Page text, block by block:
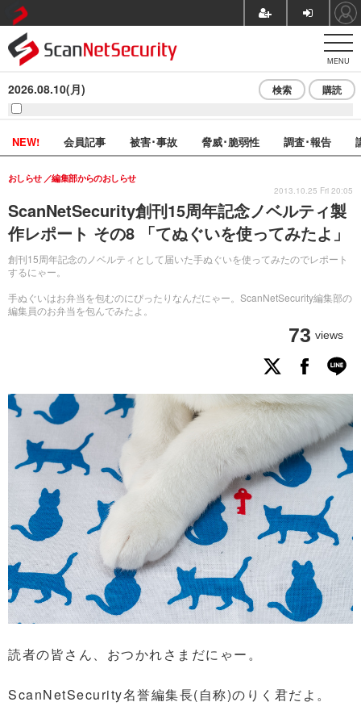
MENU
2026.08.10(月) 検索 購読
NEW! 会員記事 被害･事故 脅威･脆弱性 調査･報告
ScanNetSecurity創刊15周年記念ノベルティ製
作レポート その8 「てぬぐいを使ってみたよ」
創刊15周年記念のノベルティとして届いた手ぬぐいを使ってみたのでレポート
するにゃー。
手ぬぐいはお弁当を包むのにぴったりなんだにゃー。ScanNetSecurity編集部の
編集員のお弁当を包んでみたよ。
おしらせ 編集部からのおしらせ
73 views
2013.10.25 Fri 20:05
読者の皆さん、おつかれさまだにゃー。
ScanNetSecurity名誉編集長(自称)のりく君だよ。